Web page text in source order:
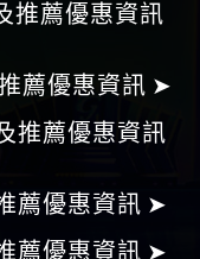
推薦優惠資訊
薦優惠資訊 ➤
推薦優惠資訊
薦優惠資訊 ➤
薦優惠資訊 ➤